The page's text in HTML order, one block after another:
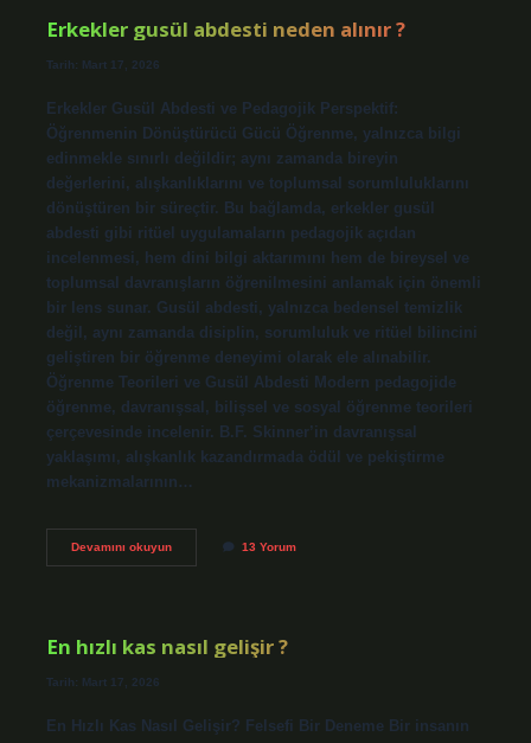
Erkekler gusül abdesti neden alınır ?
Tarih: Mart 17, 2026
Erkekler Gusül Abdesti ve Pedagojik Perspektif:
Öğrenmenin Dönüştürücü Gücü Öğrenme, yalnızca bilgi
edinmekle sınırlı değildir; aynı zamanda bireyin
değerlerini, alışkanlıklarını ve toplumsal sorumluluklarını
dönüştüren bir süreçtir. Bu bağlamda, erkekler gusül
abdesti gibi ritüel uygulamaların pedagojik açıdan
incelenmesi, hem dini bilgi aktarımını hem de bireysel ve
toplumsal davranışların öğrenilmesini anlamak için önemli
bir lens sunar. Gusül abdesti, yalnızca bedensel temizlik
değil, aynı zamanda disiplin, sorumluluk ve ritüel bilincini
geliştiren bir öğrenme deneyimi olarak ele alınabilir.
Öğrenme Teorileri ve Gusül Abdesti Modern pedagojide
öğrenme, davranışsal, bilişsel ve sosyal öğrenme teorileri
çerçevesinde incelenir. B.F. Skinner’in davranışsal
yaklaşımı, alışkanlık kazandırmada ödül ve pekiştirme
mekanizmalarının…
Devamını okuyunErkekler
gusül
13 Yorum
En hızlı kas nasıl gelişir ?
Tarih: Mart 17, 2026
En Hızlı Kas Nasıl Gelişir? Felsefi Bir Deneme Bir insanın